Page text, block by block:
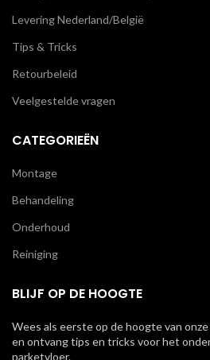
Levering Nederland/België
Tips & Tricks
Retourbeleid
Veelgestelde vragen
CATEGORIEËN
Montage
Behandeling
Onderhoud
Reiniging
BLIJF OP DE HOOGTE
Wees als eerste op de hoogte van
en ontvang tips en tricks voor het
parketvloer.